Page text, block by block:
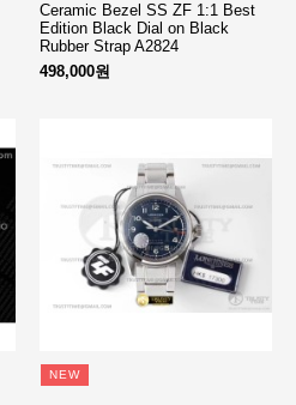
Ceramic Bezel SS ZF 1:1 Best
Edition Black Dial on Black
Rubber Strap A2824
498,000원
NEW